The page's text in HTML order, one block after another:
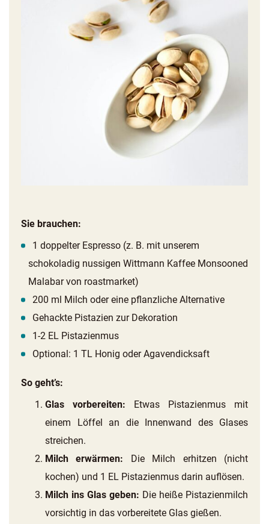
Sie brauchen:
1 doppelter Espresso (z. B. mit unserem
schokoladig nussigen Wittmann Kaffee Monsooned
Malabar von roastmarket)
200 ml Milch oder eine pflanzliche Alternative
Gehackte Pistazien zur Dekoration
1-2 EL Pistazienmus
Optional: 1 TL Honig oder Agavendicksaft
So geht’s:
Glas vorbereiten: Etwas Pistazienmus mit
einem Löffel an die Innenwand des Glases
streichen.
Milch erwärmen: Die Milch erhitzen (nicht
kochen) und 1 EL Pistazienmus darin auflösen.
Milch ins Glas geben: Die heiße Pistazienmilch
vorsichtig in das vorbereitete Glas gießen.